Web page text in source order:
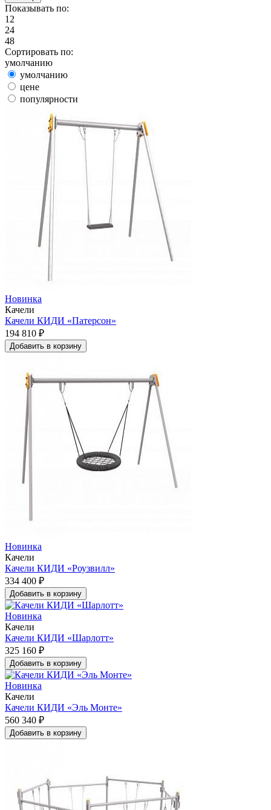
Показывать по:
12
24
48
Сортировать по:
умолчанию
умолчанию
цене
популярности
Новинка
Качели
Качели КИДИ «Патерсон»
194 810 ₽
Добавить в корзину
Новинка
Качели
Качели КИДИ «Роузвилл»
334 400 ₽
Добавить в корзину
Новинка
Качели
Качели КИДИ «Шарлотт»
325 160 ₽
Добавить в корзину
Новинка
Качели
Качели КИДИ «Эль Монте»
560 340 ₽
Добавить в корзину